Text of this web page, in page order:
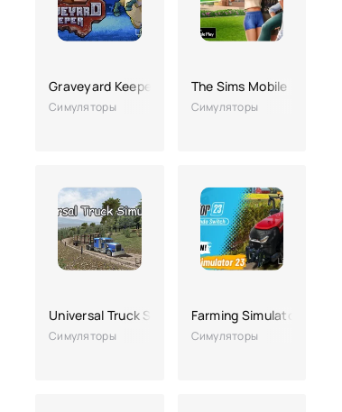
Graveyard Keeper
Симуляторы
The Sims Mobile
Симуляторы
Universal Truck Simulator
Симуляторы
Farming Simulator 23
Симуляторы